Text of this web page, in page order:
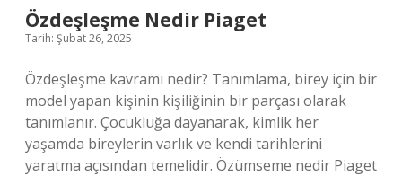
Özdeşleşme Nedir Piaget
Tarih: Şubat 26, 2025
Özdeşleşme kavramı nedir? Tanımlama, birey için bir
model yapan kişinin kişiliğinin bir parçası olarak
tanımlanır. Çocukluğa dayanarak, kimlik her
yaşamda bireylerin varlık ve kendi tarihlerini
yaratma açısından temelidir. Özümseme nedir Piaget